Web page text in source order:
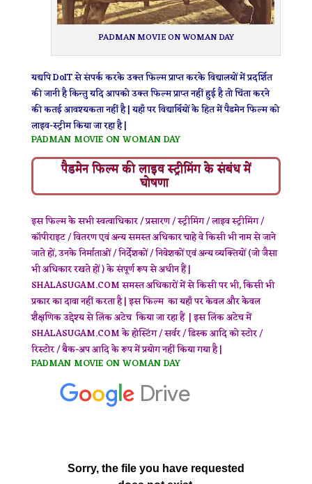
PADMAN MOVIE ON WOMAN DAY
यद्यपि DoIT से संपर्क करके उक्त फिल्म प्राप्त करके विद्यालयों में प्रदर्शित
की जानी है किन्तु यदि आपको उक्त फिल्म प्राप्त नहीं हुई है तो चिंता करने
की कतई आवश्यकता नहीं है | यहाँ पर विद्यार्थियों के हित में पैडमेन फिल्म को
लाइव-स्ट्रीम किया जा रहा है |
PADMAN MOVIE ON WOMAN DAY
पैडमेन फिल्म की लाइव स्ट्रीमिंग के संबंध में
घोषणा
इस फिल्म के सभी स्वत्वाधिकार / प्रसारण / स्ट्रीमिंग / लाइव स्ट्रीमिंग /
कॉपीराइट / वितरण एवं अन्य समस्त अधिकार चाहे वे किसी भी नाम से जाने
जाते हों, उनके निर्माताओं / निर्देशकों / निवेशकों एवं अन्य व्यक्तियों (जो जैसा
भी अधिकार रखते हों ) के संपूर्ण रूप से अधीन हैं |
SHALASUGAM.COM समस्त अधिकारों में से किसी पर भी, किसी भी
प्रकार का दावा नहीं करता है | इस फिल्म का यहाँ पर केवल और केवल
शैक्षणिक उद्देश्य से लिंक अटेच किया जा रहा हैं | इस लिंक अटेच में
SHALASUGAM.COM के होस्टिंग / सर्वर / डिस्क आदि को स्टोर /
रिस्टोर / बैक-अप आदि के रूप में प्रयोग नहीं किया गया है |
PADMAN MOVIE ON WOMAN DAY